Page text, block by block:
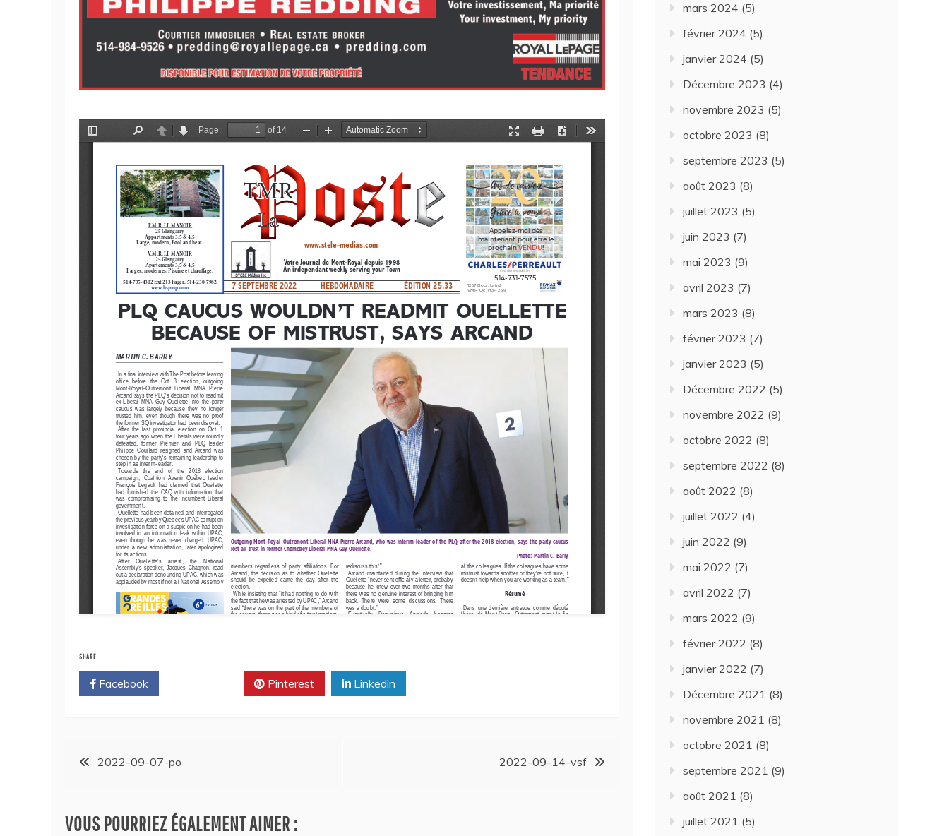
SHARE
Facebook Pinterest Linkedin
2022-09-07-po 2022-09-14-vsf
VOUS POURRIEZ ÉGALEMENT AIMER :
mars 2024 (5)
février 2024 (5)
janvier 2024 (5)
Décembre 2023 (4)
novembre 2023 (5)
octobre 2023 (8)
septembre 2023 (5)
août 2023 (8)
juillet 2023 (5)
juin 2023 (7)
mai 2023 (9)
avril 2023 (7)
mars 2023 (8)
février 2023 (7)
janvier 2023 (5)
Décembre 2022 (5)
novembre 2022 (9)
octobre 2022 (8)
septembre 2022 (8)
août 2022 (8)
juillet 2022 (4)
juin 2022 (9)
mai 2022 (7)
avril 2022 (7)
mars 2022 (9)
février 2022 (8)
janvier 2022 (7)
Décembre 2021 (8)
novembre 2021 (8)
octobre 2021 (8)
septembre 2021 (9)
août 2021 (8)
juillet 2021 (5)